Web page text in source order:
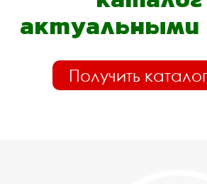
актуальными
Получить